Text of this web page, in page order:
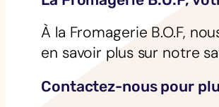
À la Fromagerie B.O.F,
en savoir plus sur notre
Contactez-nous pour